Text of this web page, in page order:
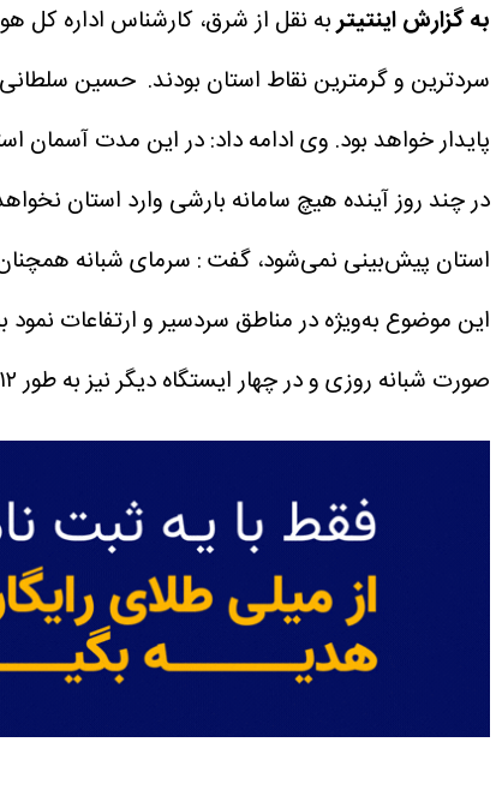
به گزارش اینتیتر
سردترین و گرمترین نقاط استان بودند. حسین سلطانی
پایدار خواهد بود. وی ادامه داد: در این مدت آسمان
در چند روز آینده هیچ سامانه بارشی وارد استان
استان پیش‌بینی نمی‌شود، گفت : سرمای شبانه
این موضوع به‌ویژه در مناطق سردسیر و ارتفاعات نمود
صورت شبانه روزی و در چهار ایستگاه دیگر نیز به طور ۱۲ ساعته، مستقر هستند.